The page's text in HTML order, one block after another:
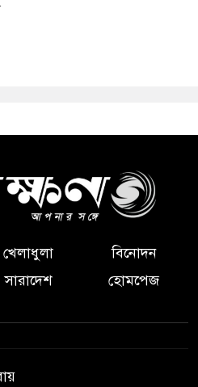
খেলাধুলা
বিনোদন
সারাদেশ হোমপেজ